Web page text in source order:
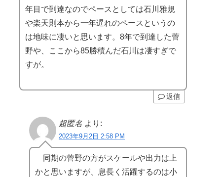
年目で到達なのでペースとしては石川雅規
や楽天則本から一年遅れのペースというの
は地味に凄いと思います。8年で到達した菅
野や、ここから85勝積んだ石川は凄すぎで
すが。
返信
超匿名 より:
2023年9月2日 2:58 PM
同期の菅野の方がスケールや出力は上
かと思いますが、息長く活躍するのは小